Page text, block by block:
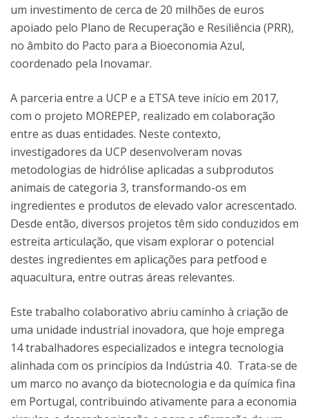
um investimento de cerca de 20 milhões de euros
apoiado pelo Plano de Recuperação e Resiliência (PRR),
no âmbito do Pacto para a Bioeconomia Azul,
coordenado pela Inovamar.
A parceria entre a UCP e a ETSA teve início em 2017,
com o projeto MOREPEP, realizado em colaboração
entre as duas entidades. Neste contexto,
investigadores da UCP desenvolveram novas
metodologias de hidrólise aplicadas a subprodutos
animais de categoria 3, transformando-os em
ingredientes e produtos de elevado valor acrescentado.
Desde então, diversos projetos têm sido conduzidos em
estreita articulação, que visam explorar o potencial
destes ingredientes em aplicações para petfood e
aquacultura, entre outras áreas relevantes.
Este trabalho colaborativo abriu caminho à criação de
uma unidade industrial inovadora, que hoje emprega
14 trabalhadores especializados e integra tecnologia
alinhada com os princípios da Indústria 4.0. Trata-se de
um marco no avanço da biotecnologia e da química fina
em Portugal, contribuindo ativamente para a economia